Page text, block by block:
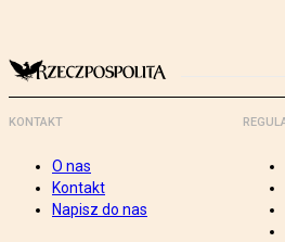
KONTAKT
O nas
Kontakt
Napisz do nas